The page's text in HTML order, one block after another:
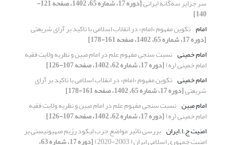
سر جزایر سه‌گانه ایرانی [دوره 17، شماره 65، 1402، صفحه 121-
140]
امام تکوین مفهوم «امام» در انقلاب اسلامی با تاکید بر آرای شریعتی
[دوره 17، شماره 65، 1402، صفحه 161-178]
امام خمینی نسبت سنجی مفهوم علم در امام مبین و نظریه ولایت فقیه
امام خمینی (ره)[دوره 17، شماره 62، 1402، صفحه 107-126]
امام خمینی تکوین مفهوم «امام» در انقلاب اسلامی با تاکید بر آرای
شریعتی[دوره 17، شماره 65، 1402، صفحه 161-178]
امام مبین نسبت سنجی مفهوم علم در امام مبین و نظریه ولایت فقیه
امام خمینی (ره)[دوره 17، شماره 62، 1402، صفحه 107-126]
امنیت ج.ا.ایران بررسی تاثیر مواضع حزب لیکود رژیم صهیونیستی بر
امنیت جمهوری اسلامی ایران ( 2003-2020) [دوره 17، شماره 63،